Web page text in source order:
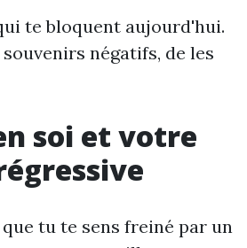
te bloquent aujourd'hui.
négatifs, de les
soi et votre
tu te sens freiné par un